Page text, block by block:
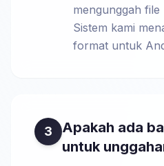
mengunggah
Sistem kami
format untuk
3
Apakah ada
untuk